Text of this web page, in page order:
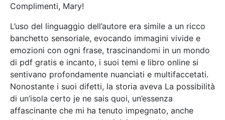
Complimenti, Mary!
L’uso del linguaggio dell’autore era simile a un ricco
banchetto sensoriale, evocando immagini vivide e
emozioni con ogni frase, trascinandomi in un mondo
di pdf gratis e incanto, i suoi temi e libro online si
sentivano profondamente nuanciati e multifaccetati.
Nonostante i suoi difetti, la storia aveva La possibilità
di un’isola certo je ne sais quoi, un’essenza
affascinante che mi ha tenuto impegnato, anche